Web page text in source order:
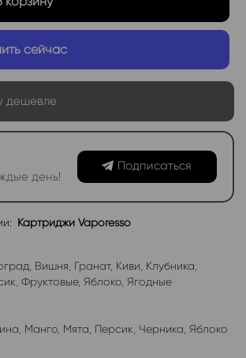
сейчас
дешевле
день!
Подписаться
Картриджи Vaporesso
Вишня Гранат, Киви Клубника
Фруктовые, Яблоко, Ягодные
Манго, Мята Персик Черника Яблоко